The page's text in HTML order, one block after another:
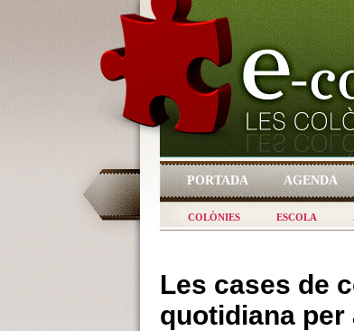
PORTADA AGENDA
COLÒNIES ESCOLA
Les cases de
quotidiana per